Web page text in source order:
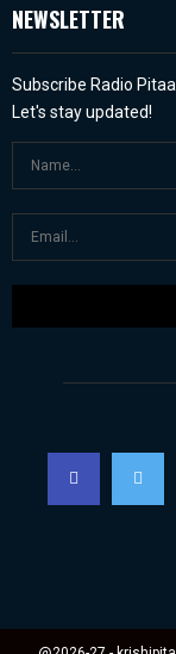
NEWSLETTER
Subscribe Radio
Let's stay updated!